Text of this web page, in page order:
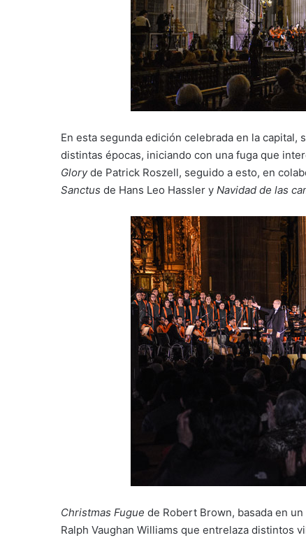
En esta segunda edición celebrada en la
distintas épocas, iniciando con una fuga que
Gloryde Patrick Roszell, seguido a esto, en
Sanctus de Hans Leo Hassler y Navidad de las
Christmas Fugue de Robert Brown, basada en
Ralph Vaughan Williams que entrelaza distintos